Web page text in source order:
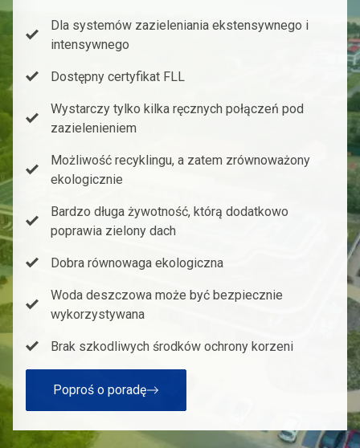
Dla systemów zazieleniania ekstensywnego i
intensywnego
Dostępny certyfikat FLL
Wystarczy tylko kilka ręcznych połączeń pod
zazielenieniem
Możliwość recyklingu, a zatem zrównoważony
ekologicznie
Bardzo długa żywotność, którą dodatkowo
poprawia zielony dach
Dobra równowaga ekologiczna
Woda deszczowa może być bezpiecznie
wykorzystywana
Brak szkodliwych środków ochrony korzeni
Poproś o poradę